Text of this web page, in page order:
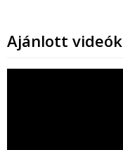
Ajánlott videók